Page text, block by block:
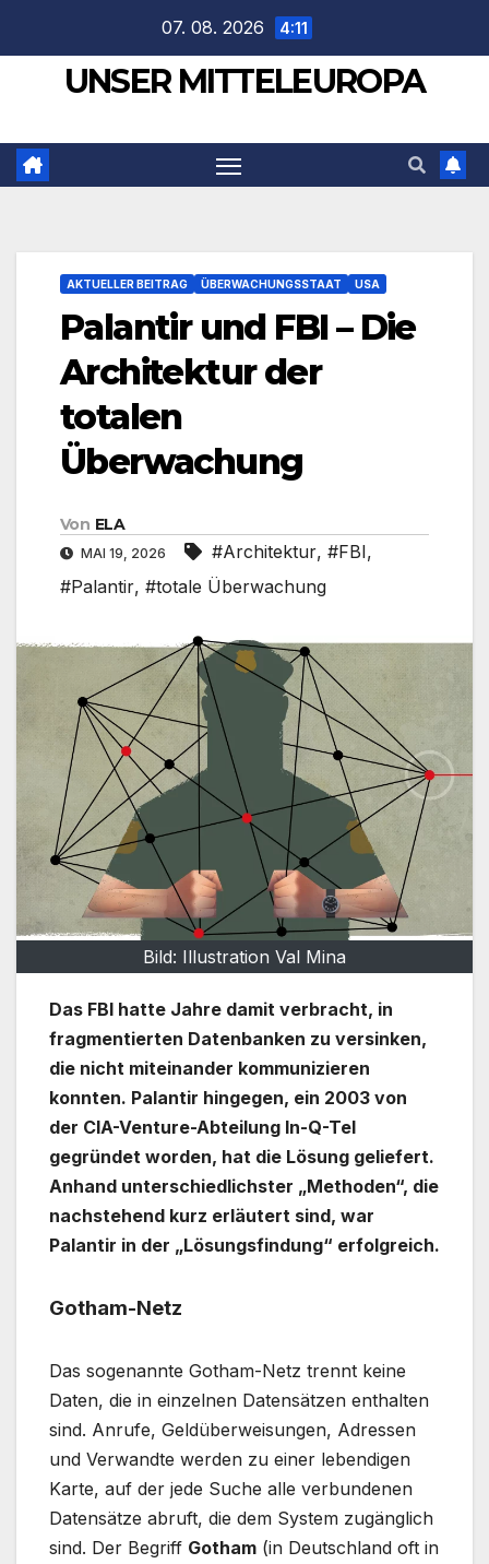
springen
07. 08. 2026 4:11
UNSER MITTELEUROPA
AKTUELLER BEITRAG ÜBERWACHUNGSSTAAT USA
Palantir und FBI – Die
Architektur der
totalen
Überwachung
Von ELA
MAI 19, 2026 #Architektur, #FBI,
#Palantir, #totale Überwachung
Bild: Illustration Val Mina
Das FBI hatte Jahre damit verbracht, in
fragmentierten Datenbanken zu versinken,
die nicht miteinander kommunizieren
konnten. Palantir hingegen, ein 2003 von
der CIA-Venture-Abteilung In-Q-Tel
gegründet worden, hat die Lösung geliefert.
Anhand unterschiedlichster „Methoden“, die
nachstehend kurz erläutert sind, war
Palantir in der „Lösungsfindung“ erfolgreich.
Gotham-Netz
Das sogenannte Gotham-Netz trennt keine
Daten, die in einzelnen Datensätzen enthalten
sind. Anrufe, Geldüberweisungen, Adressen
und Verwandte werden zu einer lebendigen
Karte, auf der jede Suche alle verbundenen
Datensätze abruft, die dem System zugänglich
sind. Der Begriff Gotham (in Deutschland oft in